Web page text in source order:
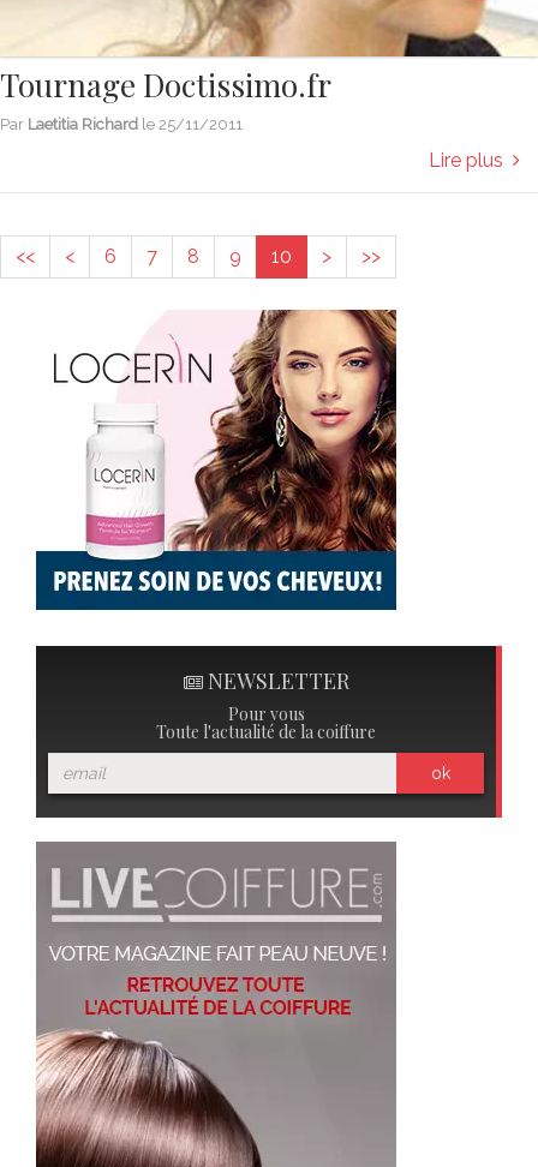
Tournage Doctissimo.fr
Par Laetitia Richard le 25/11/2011
Lire plus
<< < 6 7 8 9 10 > >>
NEWSLETTER
Pour vous
Toute l'actualité de la coiffure
ok